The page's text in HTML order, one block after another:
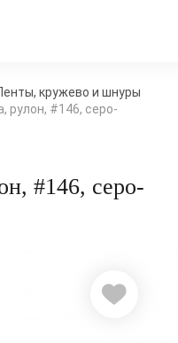
кружево и шнуры
рулон, #146, серо-
#146, серо-